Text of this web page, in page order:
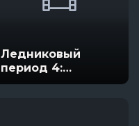
Ледниковый
период 4:
Континентальный